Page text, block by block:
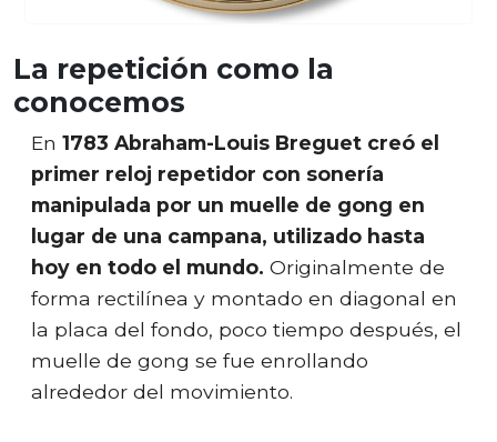
La repetición como la
conocemos
En 1783 Abraham-Louis Breguet creó el
primer reloj repetidor con sonería
manipulada por un muelle de gong en
lugar de una campana, utilizado hasta
hoy en todo el mundo. Originalmente de
forma rectilínea y montado en diagonal en
la placa del fondo, poco tiempo después, el
muelle de gong se fue enrollando
alrededor del movimiento.